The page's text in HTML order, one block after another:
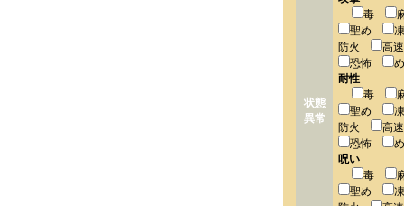
状態
異常
毒
聖め
防火
高
恐怖
耐性
毒
聖め
防火
高
恐怖
呪い
毒
聖め